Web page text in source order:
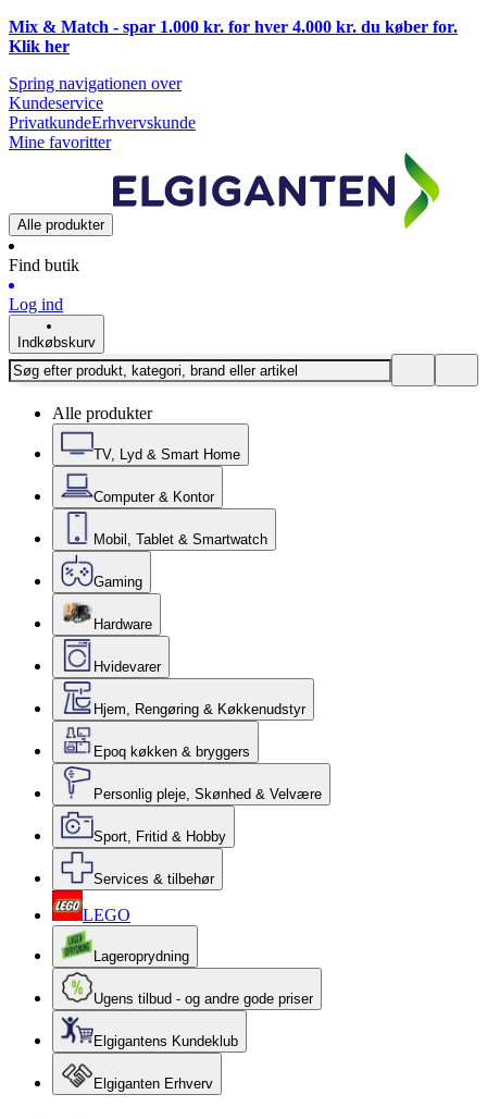
Mix & Match - spar 1.000 kr. for hver 4.000 kr. du køber for.
Klik her
Spring navigationen over
Kundeservice
PrivatkundeErhvervskunde
Mine favoritter
Alle produkter
Find butik
Log ind
Indkøbskurv
Alle produkter
TV, Lyd & Smart Home
Computer & Kontor
Mobil, Tablet & Smartwatch
Gaming
Hardware
Hvidevarer
Hjem, Rengøring & Køkkenudstyr
Epoq køkken & bryggers
Personlig pleje, Skønhed & Velvære
Sport, Fritid & Hobby
Services & tilbehør
LEGO
Lageroprydning
Ugens tilbud - og andre gode priser
Elgigantens Kundeklub
Elgiganten Erhverv